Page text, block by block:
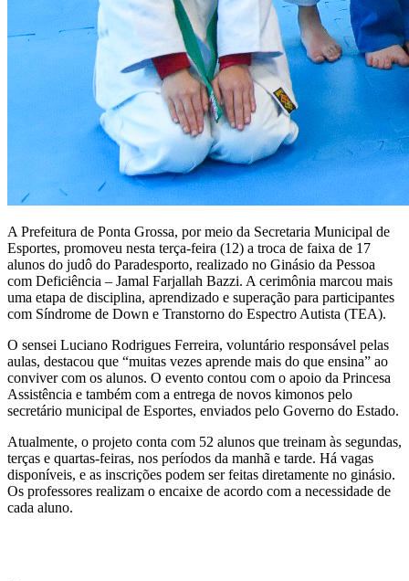
A Prefeitura de Ponta Grossa, por meio da Secretaria Municipal de
Esportes, promoveu nesta terça-feira (12) a troca de faixa de 17
alunos do judô do Paradesporto, realizado no Ginásio da Pessoa
com Deficiência – Jamal Farjallah Bazzi. A cerimônia marcou mais
uma etapa de disciplina, aprendizado e superação para participantes
com Síndrome de Down e Transtorno do Espectro Autista (TEA).
O sensei Luciano Rodrigues Ferreira, voluntário responsável pelas
aulas, destacou que “muitas vezes aprende mais do que ensina” ao
conviver com os alunos. O evento contou com o apoio da Princesa
Assistência e também com a entrega de novos kimonos pelo
secretário municipal de Esportes, enviados pelo Governo do Estado.
Atualmente, o projeto conta com 52 alunos que treinam às segundas,
terças e quartas-feiras, nos períodos da manhã e tarde. Há vagas
disponíveis, e as inscrições podem ser feitas diretamente no ginásio.
Os professores realizam o encaixe de acordo com a necessidade de
cada aluno.